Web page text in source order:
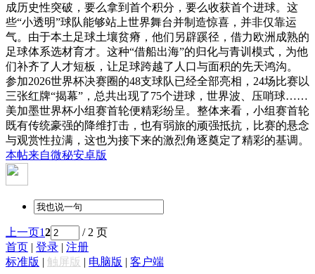
成历史性突破，要么拿到首个积分，要么收获首个进球。这
些“小透明”球队能够站上世界舞台并制造惊喜，并非仅靠运
气。由于本土足球土壤贫瘠，他们另辟蹊径，借力欧洲成熟的
足球体系选材育才。这种“借船出海”的归化与青训模式，为他
们补齐了人才短板，让足球跨越了人口与面积的先天鸿沟。
参加2026世界杯决赛圈的48支球队已经全部亮相，24场比赛以
三张红牌“揭幕”，总共出现了75个进球，世界波、压哨球……
美加墨世界杯小组赛首轮便精彩纷呈。整体来看，小组赛首轮
既有传统豪强的降维打击，也有弱旅的顽强抵抗，比赛的悬念
与观赏性拉满，这也为接下来的激烈角逐奠定了精彩的基调。
本帖来自微秘安卓版
上一页12
/ 2 页
首页 | 登录 | 注册
标准版 | 触屏版 | 电脑版 | 客户端